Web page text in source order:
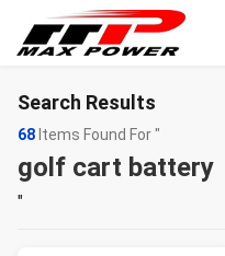
Search Results
68 Items Found For "
golf cart battery
"